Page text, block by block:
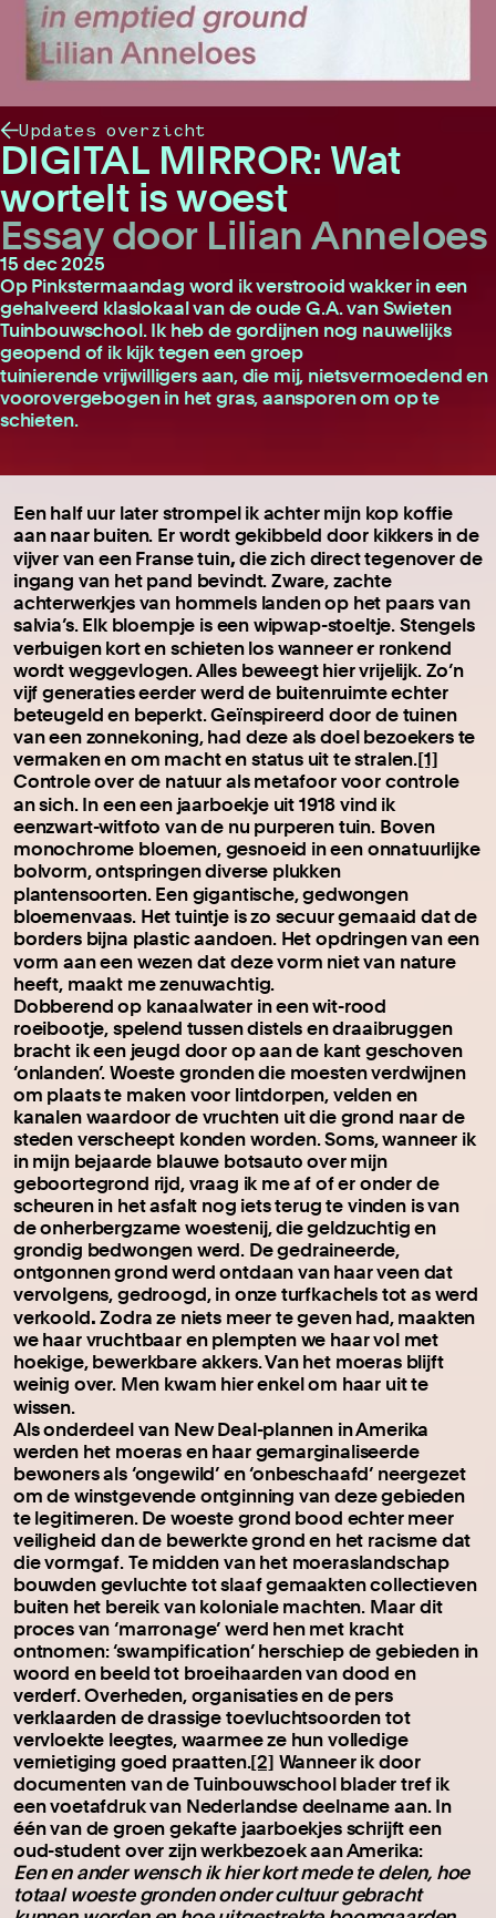
Updates overzicht
DIGITAL MIRROR: Wat
wortelt is woest
Essay door Lilian Anneloes
15 dec 2025
Op Pinkstermaandag word ik verstrooid wakker in een
gehalveerd klaslokaal van de oude G.A. van Swieten
Tuinbouwschool. Ik heb de gordijnen nog nauwelijks
geopend of ik kijk tegen een groep
tuinierendevrijwilligers aan, die mij, nietsvermoedend en
voorovergebogen in het gras, aansporen om op te
schieten.
Een half uur later strompel ik achter mijn kop koffie
aan naar buiten. Er wordt gekibbeld door kikkers in de
vijver van een Franse tuin,die zich direct tegenover de
ingang van het pand bevindt. Zware, zachte
achterwerkjes van hommels landen op het paars van
salvia’s. Elk bloempje is een wipwap-stoeltje. Stengels
verbuigen kort en schieten los wanneerer ronkend
wordt weggevlogen. Alles beweegt hier vrijelijk. Zo’n
vijf generaties eerder werd de buitenruimte echter
beteugeld en beperkt. Geïnspireerd door de tuinen
van een zonnekoning, had deze als doel bezoekers te
vermaken en om macht en status uit te stralen.[1]
Controle over de natuur als metafoor voor controle
an sich. Ineeneen jaarboekje uit 1918 vind ik
eenzwart-witfoto van de nu purperen tuin. Boven
monochrome bloemen, gesnoeid in een onnatuurlijke
bolvorm, ontspringen diverse plukken
plantensoorten. Een gigantische, gedwongen
bloemenvaas. Het tuintje is zo secuur gemaaid dat de
borders bijna plastic aandoen. Het opdringen van een
vorm aan een wezen datdeze vorm niet van nature
heeft, maakt me zenuwachtig.
Dobberend op kanaalwater in een wit-rood
roeibootje, spelend tussen distels en draaibruggen
bracht ik een jeugd door op aan de kant geschoven
‘onlanden’. Woeste gronden die moesten verdwijnen
om plaats te maken voor lintdorpen, velden en
kanalen waardoor de vruchten uit die grond naar de
steden verscheept konden worden. Soms, wanneer ik
in mijn bejaarde blauwe botsauto over mijn
geboortegrond rijd, vraag ik me af of er onder de
scheuren in het asfalt nog iets terug te vinden is van
de onherbergzame woestenij, die geldzuchtig en
grondig bedwongen werd. De gedraineerde,
ontgonnen grond werd ontdaan van haar veen dat
vervolgens, gedroogd, in onze turfkachels tot as werd
verkoold.Zodra ze niets meer te geven had, maakten
we haar vruchtbaar en plempten we haar vol met
hoekige, bewerkbare akkers. Van het moeras blijft
weinig over. Men kwam hier enkel om haar uit te
wissen.
Als onderdeel van New Deal-plannen in Amerika
werden het moeras en haar gemarginaliseerde
bewoners als ‘ongewild’ en ‘onbeschaafd’ neergezet
om de winstgevende ontginning van deze gebieden
te legitimeren. De woeste grond bood echter meer
veiligheid dan de bewerkte grond en het racisme dat
die vormgaf. Te midden van het moeraslandschap
bouwden gevluchte tot slaaf gemaakten collectieven
buiten het bereik van koloniale machten. Maar dit
proces van ‘marronage’ werd hen met kracht
ontnomen: ‘swampification’ herschiep de gebieden in
woord en beeld tot broeihaarden van dood en
verderf. Overheden, organisaties en de pers
verklaarden de drassige toevluchtsoorden tot
vervloekte leegtes, waarmee ze hun volledige
vernietiging goed praatten.[2] Wanneer ik door
documenten van de Tuinbouwschool blader tref ik
een voetafdruk van Nederlandse deelname aan. In
één van de groen gekafte jaarboekjes schrijft een
oud-student over zijn werkbezoek aan Amerika:
Een en ander wensch ik hier kort mede te delen, hoe
totaal woeste gronden onder cultuur gebracht